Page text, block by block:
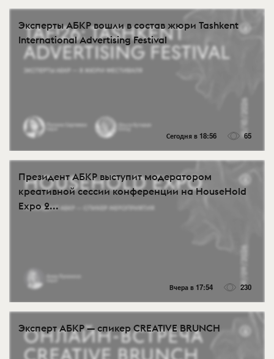
Эксперты АБКР вошли в состав жюри Tashkent
International Advertising Festival
Сегодня в 18:56 65
Президент АБКР выступит модератором
креативной сессии конференции на HouseHold
Expo 2...
Вчера в 17:54 230
Эксперт АБКР — спикер CREATIVE BRUNCH